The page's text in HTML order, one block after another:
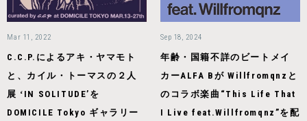
Mar 11, 2022
C.C.P.によるアキ・ヤマモト
と、カイル・トーマスの２人
展 ʻIN SOLITUDEʼを
DOMICILE Tokyo ギャラリー
Sep 18, 2024
年齢・国籍不詳のビートメイ
カーALFA Bが Willfromqnzと
のコラボ楽曲“This Life That
I Live feat.Willfromqnz”を配